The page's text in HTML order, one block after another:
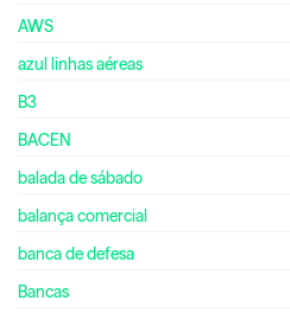
AWS
azul linhas aéreas
B3
BACEN
balada de sábado
balança comercial
banca de defesa
Bancas